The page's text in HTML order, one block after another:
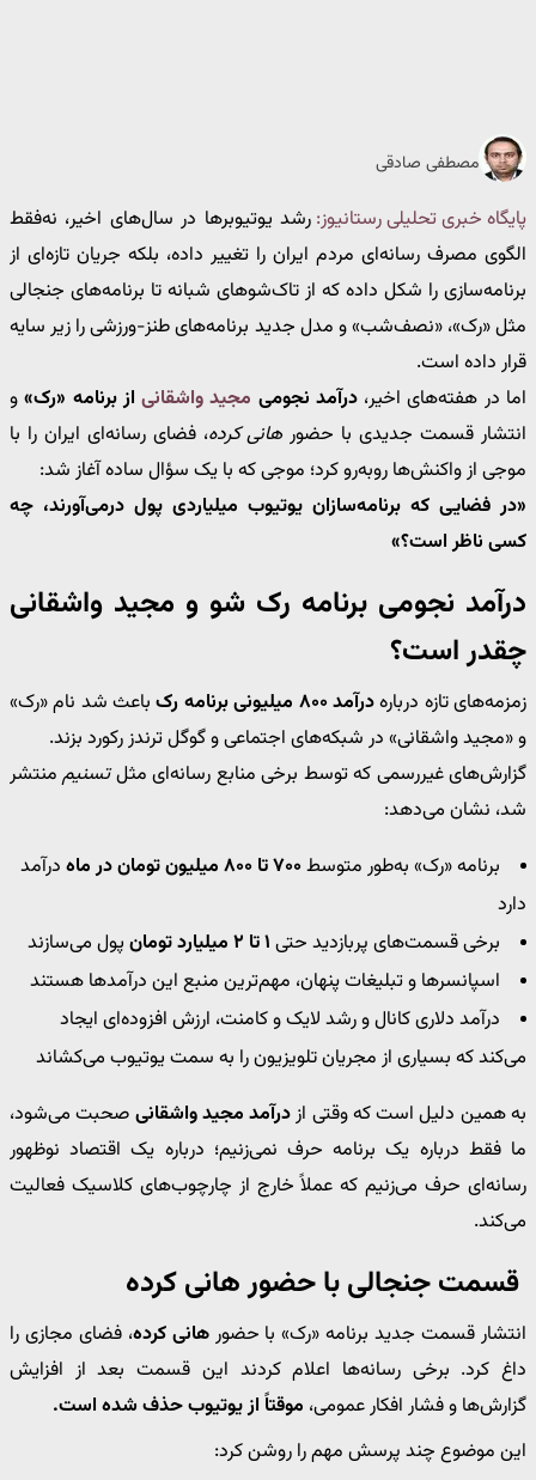
مصطفی صادقی
پایگاه خبری تحلیلی رستانیوز: رشد یوتیوبرها در سال‌های اخیر، نه‌فقط
الگوی مصرف رسانه‌ای مردم ایران را تغییر داده، بلکه جریان تازه‌ای از
برنامه‌سازی را شکل داده که از تاک‌شوهای شبانه تا برنامه‌های جنجالی
مثل «رک»، «نصف‌شب» و مدل جدید برنامه‌های طنز-ورزشی را زیر سایه
قرار داده است.
اما در هفته‌های اخیر،درآمد نجومی مجید واشقانیاز برنامه «رک»و
انتشار قسمت جدیدی با حضور هانی کرده، فضای رسانه‌ای ایران را با
موجی از واکنش‌ها روبه‌رو کرد؛ موجی که با یک سؤال ساده آغاز شد:
«در فضایی که برنامه‌سازان یوتیوب میلیاردی پول درمی‌آورند، چه
کسی ناظر است؟»
درآمد نجومی برنامه رک شو و مجید واشقانی
چقدر است؟
زمزمه‌های تازه دربارهدرآمد ۸۰۰ میلیونی برنامه رک
باعث شد نام «رک»
و «مجید واشقانی» در شبکه‌های اجتماعی و گوگل ترندز رکورد بزند.
گزارش‌های غیررسمی که توسط برخی منابع رسانه‌ای مثلتسنیممنتشر
شد، نشان می‌دهد:
برنامه «رک» به‌طور متوسط۷۰۰ تا ۸۰۰ میلیون تومان در ماه
درآمد
دارد
برخی قسمت‌های پربازدید حتی ۱ تا ۲ میلیارد تومان
پول می‌سازند
اسپانسرها و تبلیغات پنهان، مهم‌ترین منبع این درآمدها هستند
درآمد دلاری کانال و رشد لایک و کامنت، ارزش افزوده‌ای ایجاد
می‌کند که بسیاری از مجریان تلویزیون را به سمت یوتیوب می‌کشاند
به همین دلیل است که وقتی ازدرآمد مجید واشقانی صحبت می‌شود،
ما فقط درباره یک برنامه حرف نمی‌زنیم؛ درباره یک اقتصاد نوظهور
رسانه‌ای حرف می‌زنیم که عملاً خارج از چارچوب‌های کلاسیک فعالیت
می‌کند.
قسمت جنجالی با حضور هانی کرده
انتشار قسمت جدید برنامه «رک» با حضورهانی کرده، فضای مجازی را
داغ کرد. برخی رسانه‌ها اعلام کردند این قسمت بعد از افزایش
گزارش‌ها و فشار افکار عمومی، موقتاً از یوتیوب حذف شده است.
این موضوع چند پرسش مهم را روشن کرد: